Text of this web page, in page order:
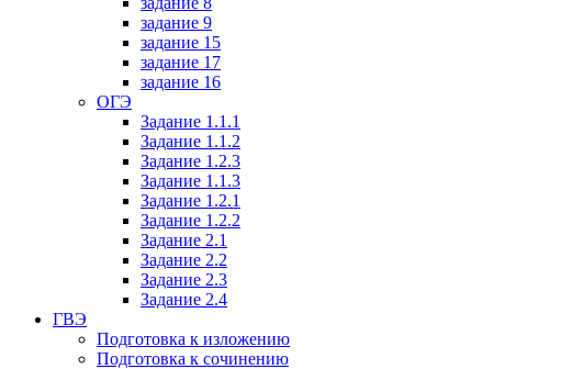
задание 9
задание 15
задание 17
задание 16
ОГЭ
Задание 1.1.1
Задание 1.1.2
Задание 1.2.3
Задание 1.1.3
Задание 1.2.1
Задание 1.2.2
Задание 2.1
Задание 2.2
Задание 2.3
Задание 2.4
ГВЭ
Подготовка к изложению
Подготовка к сочинению